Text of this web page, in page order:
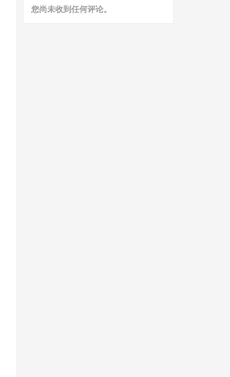
您尚未收到任何评论。